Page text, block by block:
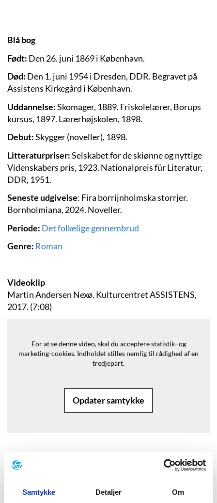
Samtykke Detaljer Om
Blå bog
Født: Den 26. juni 1869 i København.
Død: Den 1. juni 1954 i Dresden, DDR. Begravet på
Assistens Kirkegård i København.
Uddannelse:Skomager, 1889. Friskolelærer, Borups
kursus, 1897. Lærerhøjskolen, 1898.
Debut:Skygger (noveller), 1898.
Litteraturpriser:Selskabet for de skiønne og nyttige
Videnskabers pris, 1923. Nationalpreis für Literatur,
DDR, 1951.
Seneste udgivelse: Fira borrijnholmska storrjer.
Bornholmiana, 2024. Noveller.
Periode: Det folkelige gennembrud
Genre: Roman
Videoklip
Martin Andersen Nexø. Kulturcentret ASSISTENS,
2017. (7:08)
For at se denne video, skal du acceptere statistik- og
marketing-cookies. Indholdet stilles nemlig til rådighed af en
tredjepart.
Opdater samtykke
Baggrund
“Det var hans erfaring, at alle